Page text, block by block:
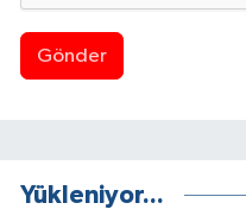
Gönder
Yükleniyor...